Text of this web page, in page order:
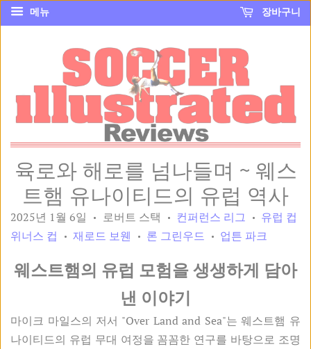
메뉴 장바구니
육로와 해로를 넘나들며 ~ 웨스
트햄 유나이티드의 유럽 역사
2025년 1월 6일 • 로버트 스택 • 컨퍼런스 리그 •
유럽 컵
위너스 컵
• 재로드 보웬 • 론 그린우드 • 업튼 파크
웨스트햄의 유럽 모험을 생생하게 담아
낸 이야기
마이크 마일스의 저서 "Over Land and Sea"는 웨스트햄 유
나이티드의 유럽 무대 여정을 꼼꼼한 연구를 바탕으로 조명